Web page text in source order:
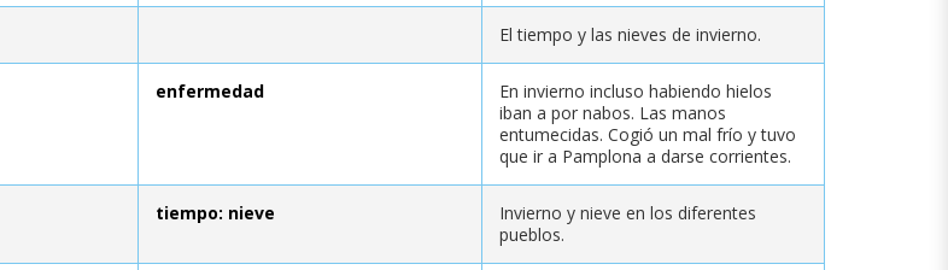
El tiempo y las nieves de invierno.
enfermedad
En invierno incluso habiendo hielos
iban a por nabos. Las manos
entumecidas. Cogió un mal frío y tuvo
que ir a Pamplona a darse corrientes.
tiempo: nieve
Invierno y nieve en los diferentes
pueblos.